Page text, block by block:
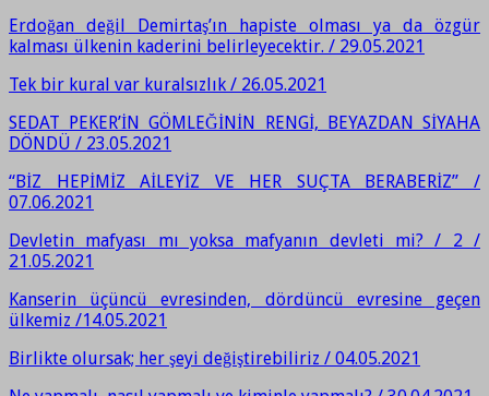
Erdoğan değil Demirtaş’ın hapiste olması ya da özgür
kalması ülkenin kaderini belirleyecektir. / 29.05.2021
Tek bir kural var kuralsızlık / 26.05.2021
SEDAT PEKER’İN GÖMLEĞİNİN RENGİ, BEYAZDAN SİYAHA
DÖNDÜ / 23.05.2021
“BİZ HEPİMİZ AİLEYİZ VE HER SUÇTA BERABERİZ” /
07.06.2021
Devletin mafyası mı yoksa mafyanın devleti mi? / 2 /
21.05.2021
Kanserin üçüncü evresinden, dördüncü evresine geçen
ülkemiz /14.05.2021
Birlikte olursak; her şeyi değiştirebiliriz / 04.05.2021